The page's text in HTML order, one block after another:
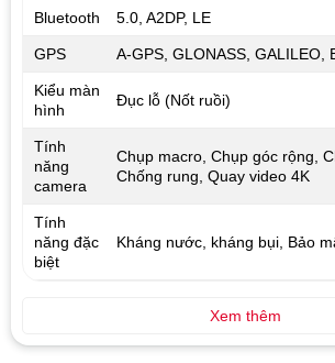
Bluetooth 5.0, A2DP, LE
GPS A-GPS, GLONASS, GALILEO,
Kiểu màn
hình
Đục lỗ (Nốt ruồi)
Tính
năng
camera
Chụp macro, Chụp góc rộng,
Chống rung, Quay video 4K
Tính
năng đặc
biệt
Kháng nước, kháng bụi, Bảo
Xem thêm